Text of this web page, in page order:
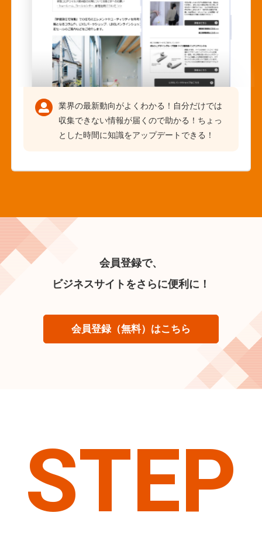
業界の最新動向がよくわかる！自分だけでは
収集できない情報が届くので助かる！ちょっ
とした時間に知識をアップデートできる！
会員登録で、
ビジネスサイトをさらに便利に！
会員登録（無料）はこちら
STEP